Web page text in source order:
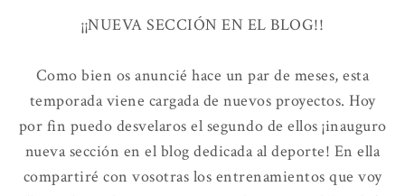
¡¡NUEVA SECCIÓN EN EL BLOG!!
Como bien os anuncié hace un par de meses, esta
temporada viene cargada de nuevos proyectos. Hoy
por fin puedo desvelaros el segundo de ellos ¡inauguro
nueva sección en el blog dedicada al deporte! En ella
compartiré con vosotras los entrenamientos que voy